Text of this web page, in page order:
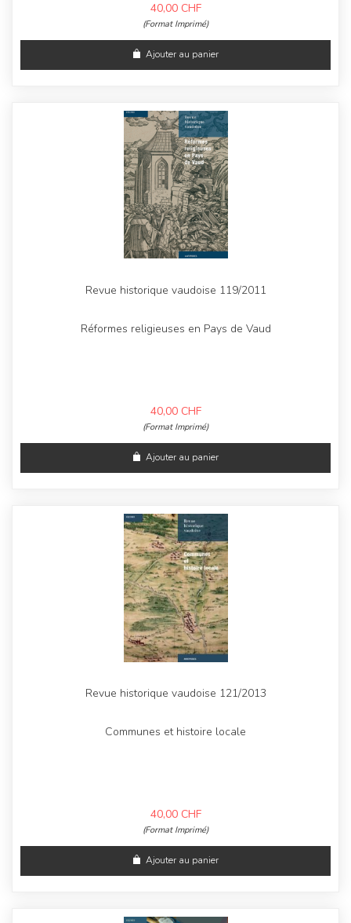
40,00 CHF
(Format Imprimé)
Ajouter au panier
Revue historique vaudoise 119/2011
Réformes religieuses en Pays de Vaud
40,00 CHF
(Format Imprimé)
Ajouter au panier
Revue historique vaudoise 121/2013
Communes et histoire locale
40,00 CHF
(Format Imprimé)
Ajouter au panier